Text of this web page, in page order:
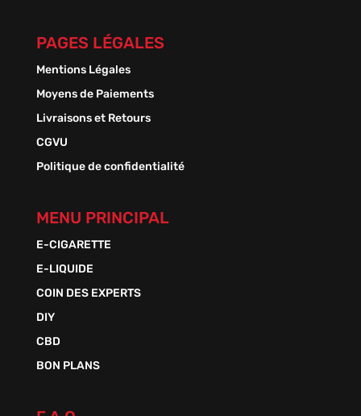
PAGES LÉGALES
Mentions Légales
Moyens de Paiements
Livraisons et Retours
CGVU
Politique de confidentialité
MENU PRINCIPAL
E-CIGARETTE
E-LIQUIDE
COIN DES EXPERTS
DIY
CBD
BON PLANS